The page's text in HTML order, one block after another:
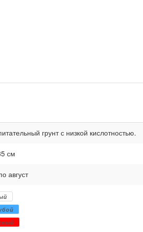
грунт с низкой кислотностью.
см
август